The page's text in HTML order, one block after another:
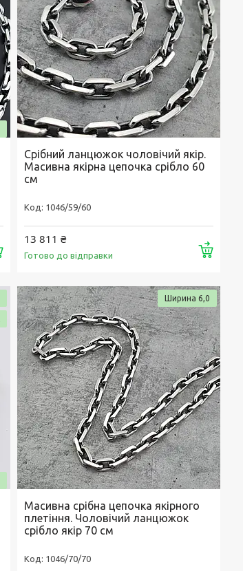
Купити
Срібний ланцюжок чоловічий якір.
Масивна якірна цепочка срібло 60
см
1046/59/60
13 811 ₴
Готово до відправки
Ширина 6,0
Масивна срібна цепочка якірного
плетіння. Чоловічий ланцюжок
срібло якір 70 см
1046/70/70